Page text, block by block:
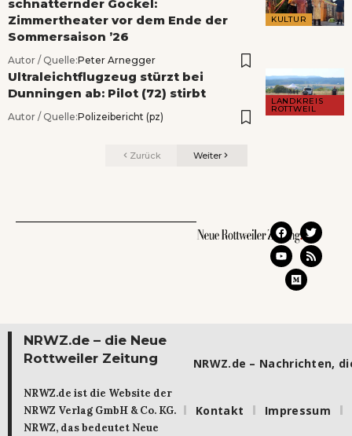
KULTUR
schnatternder Gockel:
Zimmertheater vor dem Ende der
Sommersaison ’26
Autor / Quelle:Peter Arnegger
LANDKREIS
ROTTWEIL
Ultraleichtflugzeug stürzt bei
Dunningen ab: Pilot (72) stirbt
Autor / Quelle:Polizeibericht (pz)
Zurück Weiter
NRWZ.de – die Neue
Rottweiler Zeitung
NRWZ.de ist die Website der
NRWZ Verlag GmbH & Co. KG.
NRWZ, das bedeutet Neue
NRWZ.de – Nachrichten,
Kontakt Impressum